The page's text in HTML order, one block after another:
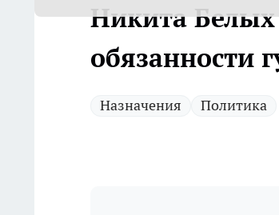
Никита
обязанности
Назначения Политика